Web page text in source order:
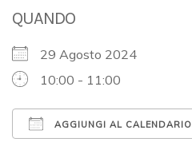
QUANDO
29 Agosto 2024
10:00 - 11:00
AGGIUNGI AL CALENDARIO